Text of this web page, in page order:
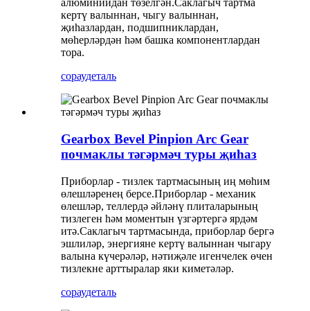
алюминийдан төзелгән.Саклагыч тартма
кертү валыннан, чыгу валыннан,
җиһазлардан, подшипниклардан,
мөһерләрдән һәм башка компонентлардан
тора.
сораудеталь
Gearbox Bevel Pinpion Arc Gear
почмаклы тәгәрмәч туры җиһаз
Приборлар - тизлек тартмасының иң мөһим
өлешләренең берсе.Приборлар - механик
өлешләр, теллердә әйләнү плиталарының
тизлеген һәм моментын үзгәртергә ярдәм
итә.Саклагыч тартмасында, приборлар бергә
эшлиләр, энергияне кертү валыннан чыгару
валына күчерәләр, нәтиҗәле игенчелек өчен
тизлекне арттыралар яки киметәләр.
сораудеталь